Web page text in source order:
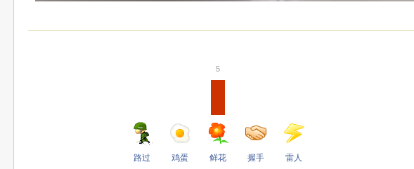
路过 鸡蛋
5
鲜花 握手 雷人